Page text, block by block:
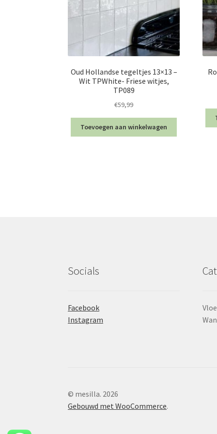
Oud Hollandse tegeltjes 13×13 –
Wit TPWhite- Friese witjes,
TP089
€59,99
Toevoegen aan winkelwagen
Socials
Facebook
Instagram
© mesilla. 2026
Gebouwd met WooCommerce.